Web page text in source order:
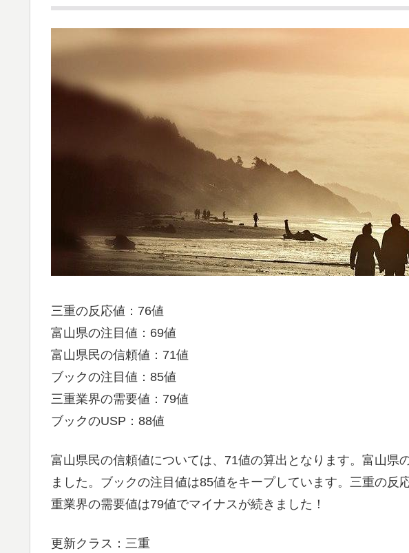
三重の反応値：76値
富山県の注目値：69値
富山県民の信頼値：71値
ブックの注目値：85値
三重業界の需要値：79値
ブックのUSP：88値
富山県民の信頼値については、71値の算出となります。富山県
ました。ブックの注目値は85値をキープしています。三重の反
重業界の需要値は79値でマイナスが続きました！
更新クラス：三重